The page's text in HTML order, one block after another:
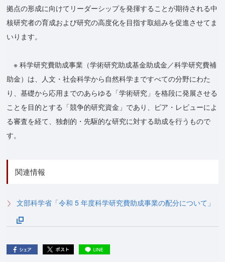
拠点の形成に向けてリーダーシップを発揮することが期待される中
核研究者の育成および研究の高度化を目指す取組みを促進させてま
いります。
※ 科学研究費助成事業（学術研究助成基金助成金／科学研究費補
助金）は、人文・社会科学から自然科学まですべての分野にわた
り、基礎から応用までのあらゆる「学術研究」を格段に発展させる
ことを目的とする「競争的研究資金」であり、ピア・レビューによ
る審査を経て、独創的・先駆的な研究に対する助成を行うもので
す。
関連情報
文部科学省「令和 5 年度科学研究費助成事業の配分について」